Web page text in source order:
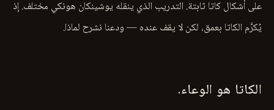
على أشكال كاتا ثابتة. التدريب الذي ينقله يوشينكان هونكي مختلف. إذ
يُكرَّم الكاتا بعمق، لكن لا يقف عنده — ودعنا نشرح لماذا.
الكاتا هو الوعاء.